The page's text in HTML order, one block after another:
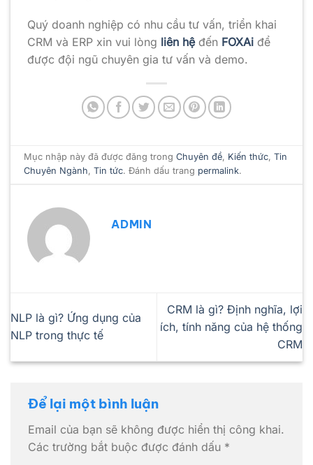
Quý doanh nghiệp có nhu cầu tư vấn, triển khai
CRM và ERP xin vui lòng liên hệđến FOXAi để
được đội ngũ chuyên gia tư vấn và demo.
Mục nhập này đã được đăng trongChuyên đề, Kiến thức,Tin
Chuyên Ngành,Tin tức. Đánh dấu trang permalink.
ADMIN
NLP là gì? Ứng dụng của
NLP trong thực tế
CRM là gì? Định nghĩa, lợi
ích, tính năng của hệ thống
CRM
Để lại một bình luận
Email của bạn sẽ không được hiển thị công khai.
Các trường bắt buộc được đánh dấu *